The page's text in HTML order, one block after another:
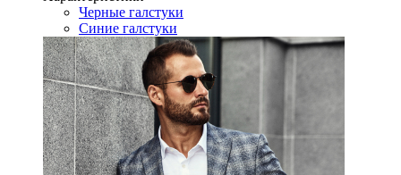
Черные галстуки
Синие галстуки